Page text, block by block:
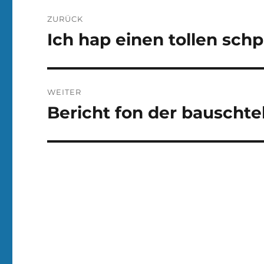
ZURÜCK
Vorheriger
Ich hap einen tollen
WEITER
Nächster
Bericht fon der